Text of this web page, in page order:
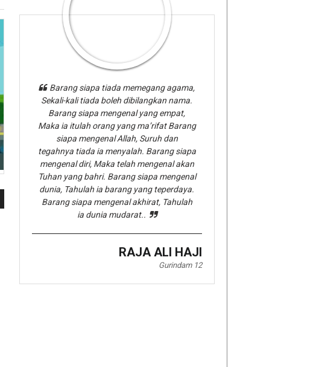
Barang siapa tiada memegang agama,
Sekali-kali tiada boleh dibilangkan nama.
Barang siapa mengenal yang empat,
Maka ia itulah orang yang ma’rifat Barang
siapa mengenal Allah, Suruh dan
tegahnya tiada ia menyalah. Barang siapa
mengenal diri, Maka telah mengenal akan
Tuhan yang bahri. Barang siapa mengenal
dunia, Tahulah ia barang yang teperdaya.
Barang siapa mengenal akhirat, Tahulah
ia dunia mudarat..
RAJA ALI HAJI
Gurindam 12